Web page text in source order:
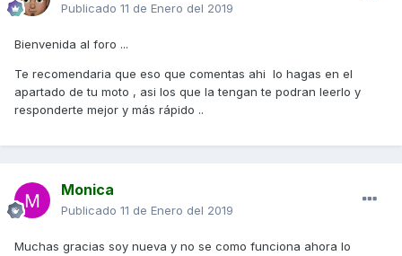
Publicado 11 de Enero del 2019
Bienvenida al foro ...
Te recomendaria que eso que comentas ahi lo hagas en el
apartado de tu moto , asi los que la tengan te podran leerlo y
responderte mejor y más rápido ..
Monica
Publicado 11 de Enero del 2019
Muchas gracias soy nueva y no se como funciona ahora lo